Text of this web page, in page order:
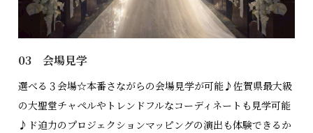
03 会場見学
選べる３会場☆本番さながらの会場見学が可能♪佐賀県最大級
の大聖堂チャペルやトレンドフルなコーディネートも見学可能
♪ド迫力のプロジェクションマッピングの演出も体験できるか